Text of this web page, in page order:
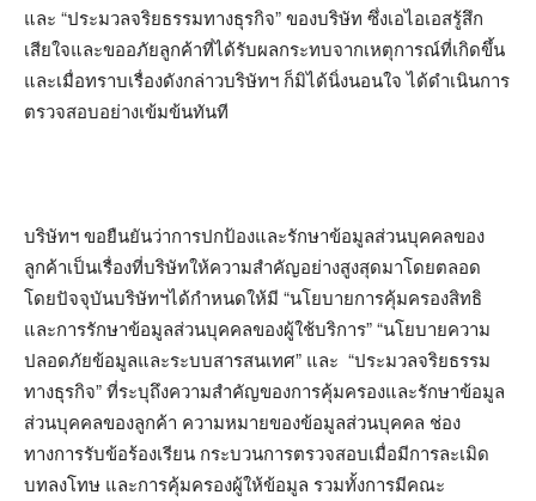
และ “ประมวลจริยธรรมทางธุรกิจ” ของบริษัท ซึ่งเอไอเอสรู้สึก
เสียใจและขออภัยลูกค้าที่ได้รับผลกระทบจากเหตุการณ์ที่เกิดขึ้น
และเมื่อทราบเรื่องดังกล่าวบริษัทฯ ก็มิได้นิ่งนอนใจ ได้ดำเนินการ
ตรวจสอบอย่างเข้มข้นทันที
บริษัทฯ ขอยืนยันว่าการปกป้องและรักษาข้อมูลส่วนบุคคลของ
ลูกค้าเป็นเรื่องที่บริษัทให้ความสำคัญอย่างสูงสุดมาโดยตลอด
โดยปัจจุบันบริษัทฯได้กำหนดให้มี “นโยบายการคุ้มครองสิทธิ
และการรักษาข้อมูลส่วนบุคคลของผู้ใช้บริการ” “นโยบายความ
ปลอดภัยข้อมูลและระบบสารสนเทศ” และ “ประมวลจริยธรรม
ทางธุรกิจ” ที่ระบุถึงความสำคัญของการคุ้มครองและรักษาข้อมูล
ส่วนบุคคลของลูกค้า ความหมายของข้อมูลส่วนบุคคล ช่อง
ทางการรับข้อร้องเรียน กระบวนการตรวจสอบเมื่อมีการละเมิด
บทลงโทษ และการคุ้มครองผู้ให้ข้อมูล รวมทั้งการมีคณะ